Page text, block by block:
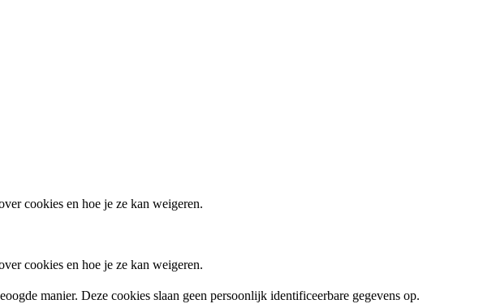
cookies en hoe je ze kan weigeren.
cookies en hoe je ze kan weigeren.
manier. Deze cookies slaan geen persoonlijk identificeerbare gegevens op.